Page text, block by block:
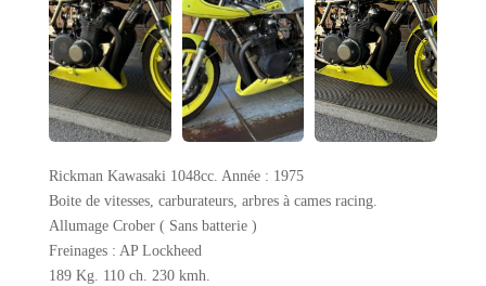
Rickman Kawasaki 1048cc. Année : 1975
Boite de vitesses, carburateurs, arbres à cames racing.
Allumage Crober ( Sans batterie )
Freinages : AP Lockheed
189 Kg. 110 ch. 230 kmh.